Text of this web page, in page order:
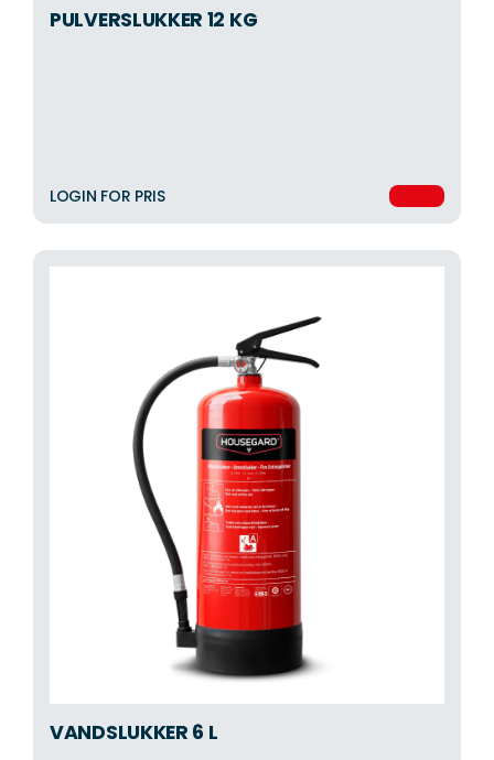
PULVERSLUKKER 12 KG
LOGIN FOR PRIS
VANDSLUKKER 6 L